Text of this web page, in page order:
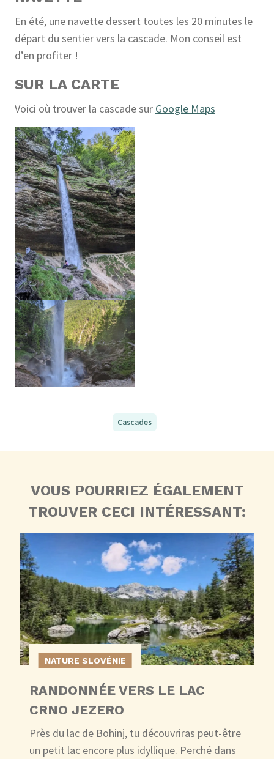
En été, une navette dessert toutes les 20 minutes le
départ du sentier vers la cascade. Mon conseil est
d’en profiter !
SUR LA CARTE
Voici où trouver la cascade sur Google Maps
Cascades
VOUS POURRIEZ ÉGALEMENT
TROUVER CECI INTÉRESSANT:
NATURE SLOVÉNIE
RANDONNÉE VERS LE LAC
CRNO JEZERO
Près du lac de Bohinj, tu découvriras peut-être
un petit lac encore plus idyllique. Perché dans